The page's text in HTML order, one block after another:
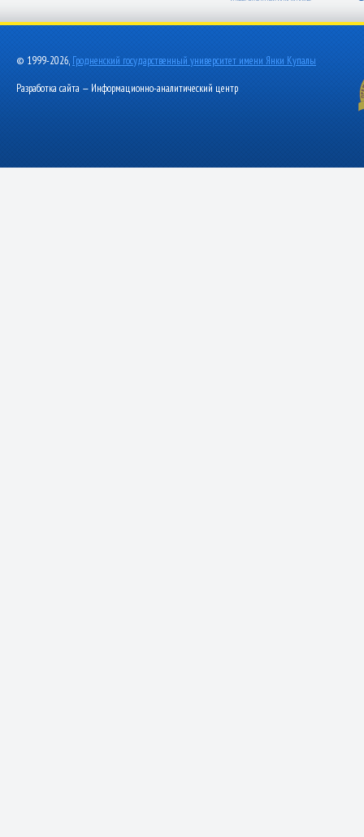
© 1999-2026, Гродненский государственный университет имени Янки Купалы
Разработка сайта — Информационно-аналитический центр